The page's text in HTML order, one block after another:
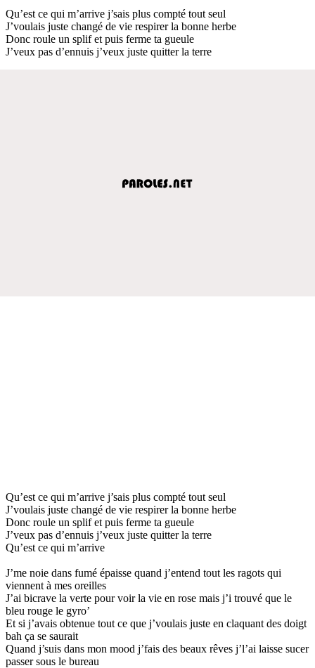
Qu’est ce qui m’arrive j’sais plus compté tout seul
J’voulais juste changé de vie respirer la bonne herbe
Donc roule un splif et puis ferme ta gueule
J’veux pas d’ennuis j’veux juste quitter la terre
Qu’est ce qui m’arrive j’sais plus compté tout seul
J’voulais juste changé de vie respirer la bonne herbe
Donc roule un splif et puis ferme ta gueule
J’veux pas d’ennuis j’veux juste quitter la terre
Qu’est ce qui m’arrive
J’me noie dans fumé épaisse quand j’entend tout les ragots qui
viennent à mes oreilles
J’ai bicrave la verte pour voir la vie en rose mais j’i trouvé que le
bleu rouge le gyro’
Et si j’avais obtenue tout ce que j’voulais juste en claquant des doigt
bah ça se saurait
Quand j’suis dans mon mood j’fais des beaux rêves j’l’ai laisse sucer
passer sous le bureau